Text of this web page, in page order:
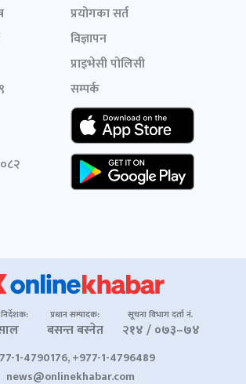
प्रयोगका सर्त
विज्ञापन
प्राइभेसी पोलिसी
सम्पर्क
प्रधान सम्पादक:
बसन्त बस्नेत
सूचना विभाग दर्ता नं.
२१४ / ०७३–७४
1-4790176, +977-1-4796489
news@onlinekhabar.com